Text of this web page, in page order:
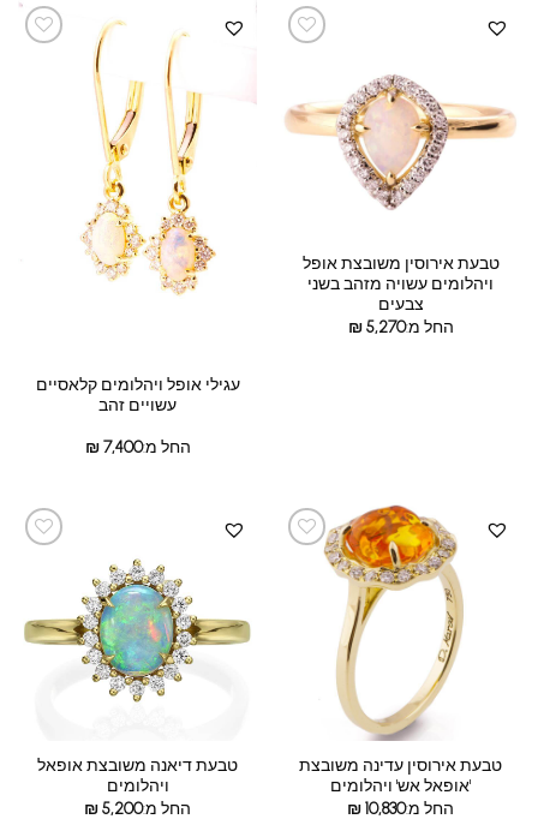
טבעת אירוסין משובצת אופל
ויהלומים עשויה מזהב בשני
צבעים
החל מ:
₪5,270
עגילי אופל ויהלומים קלאסיים
עשויים זהב
החל מ: ₪7,400
טבעת אירוסין עדינה משובצת
'אופאל אש' ויהלומים
החל מ:
₪10,830
טבעת דיאנה משובצת אופאל
ויהלומים
החל מ:
₪5,200